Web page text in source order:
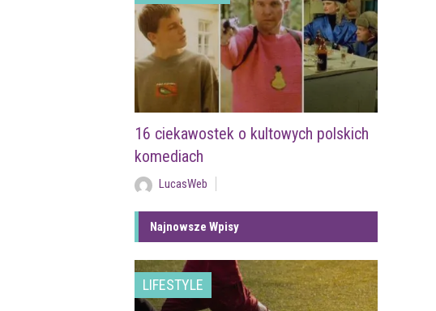
16 ciekawostek o kultowych polskich
komediach
LucasWeb
Najnowsze Wpisy
LIFESTYLE